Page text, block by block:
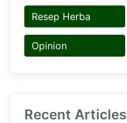
Resep Herba
Opinion
Recent Articles